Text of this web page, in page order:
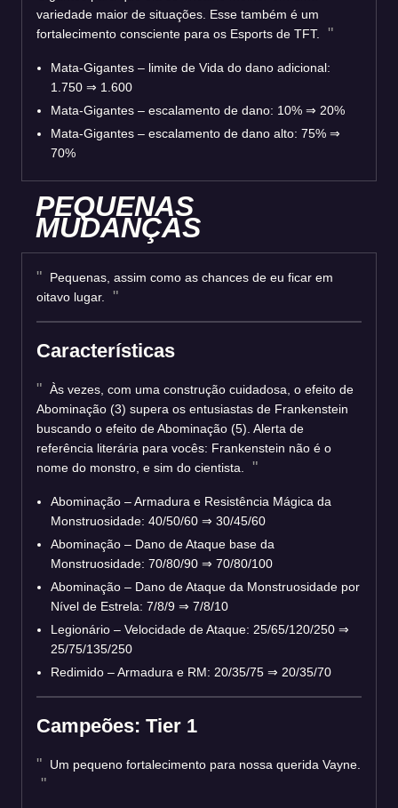
variedade maior de situações. Esse também é um
fortalecimento consciente para os Esports de TFT.
Mata-Gigantes – limite de Vida do dano adicional:
1.750 ⇒ 1.600
Mata-Gigantes – escalamento de dano: 10% ⇒ 20%
Mata-Gigantes – escalamento de dano alto: 75% ⇒
70%
PEQUENAS
MUDANÇAS
Pequenas, assim como as chances de eu ficar em
oitavo lugar.
Características
Às vezes, com uma construção cuidadosa, o efeito de
Abominação (3) supera os entusiastas de Frankenstein
buscando o efeito de Abominação (5). Alerta de
referência literária para vocês: Frankenstein não é o
nome do monstro, e sim do cientista.
Abominação – Armadura e Resistência Mágica da
Monstruosidade: 40/50/60 ⇒ 30/45/60
Abominação – Dano de Ataque base da
Monstruosidade: 70/80/90 ⇒ 70/80/100
Abominação – Dano de Ataque da Monstruosidade por
Nível de Estrela: 7/8/9 ⇒ 7/8/10
Legionário – Velocidade de Ataque: 25/65/120/250 ⇒
25/75/135/250
Redimido – Armadura e RM: 20/35/75 ⇒ 20/35/70
Campeões: Tier 1
Um pequeno fortalecimento para nossa querida Vayne.